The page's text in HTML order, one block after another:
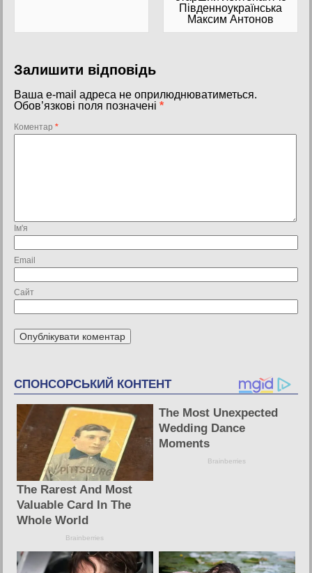
Південноукраїнська
Максим Антонов
Залишити відповідь
Ваша e-mail адреса не оприлюднюватиметься.
Обов’язкові поля позначені *
Коментар *
Ім'я
Email
Сайт